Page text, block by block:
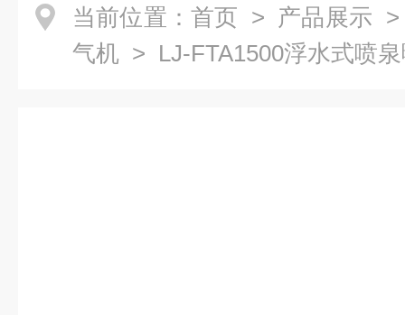
当前位置： 首页 > 产品展示
气机 > LJ-FTA1500浮水式喷